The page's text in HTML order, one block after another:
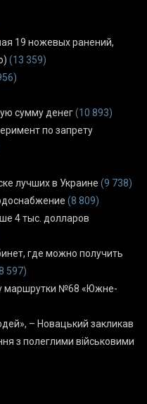
19 ножевых ранений,
(13 359)
сумму денег(10 893)
по запрету
лучших в Украине (9 738)
(8 809)
4 тыс. долларов
где можно получить
597)
маршрутки №68 «Южне-
– Новацький закликав
з полеглими військовими